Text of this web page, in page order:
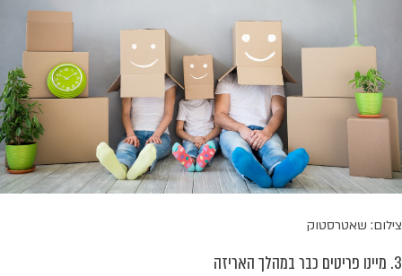
צילום: שאטרסטוק
3. מיינו פריטים כבר במהלך האריזה